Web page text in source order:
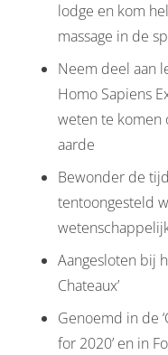
lodge en kom
massage in de
Neem deel aan
Homo Sapiens
weten te komen
aarde
Bewonder de
tentoongesteld
Aangesloten bij
Chateaux’
Genoemd in de
for 2020’ en in